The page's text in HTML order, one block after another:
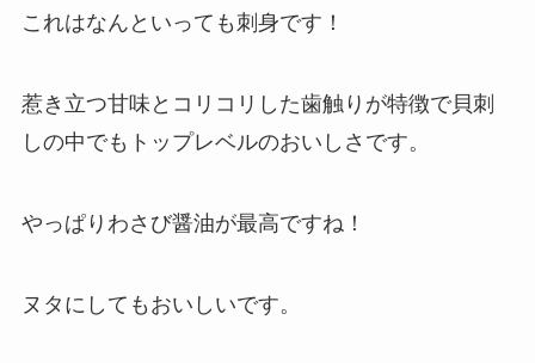
これはなんといっても刺身です！
惹き立つ甘味とコリコリした歯触りが特徴で貝刺
しの中でもトップレベルのおいしさです。
やっぱりわさび醤油が最高ですね！
ヌタにしてもおいしいです。